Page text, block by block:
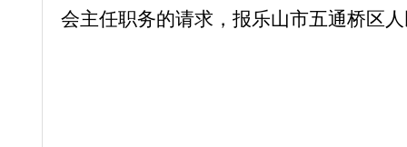
会主任职务的请求， 报乐山市五通桥区